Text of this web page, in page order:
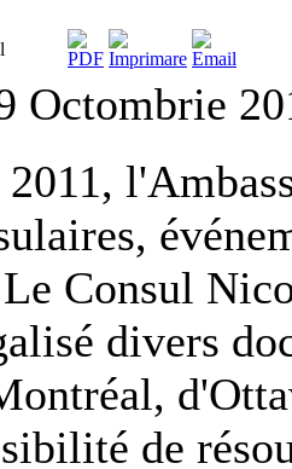
Octombrie
Consul
divers
de